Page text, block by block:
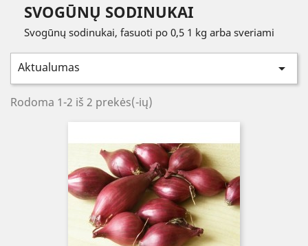
SVOGŪNŲ SODINUKAI
Svogūnų sodinukai, fasuoti po 0,5 1 kg arba sveriami
Aktualumas 
Rodoma 1-2 iš 2 prekės(-ių)